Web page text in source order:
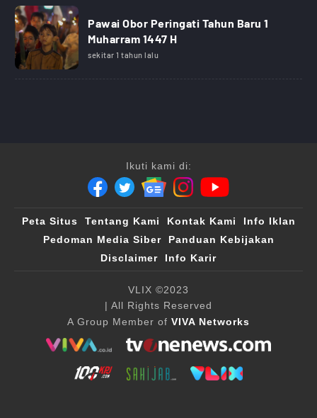
Pawai Obor Peringati Tahun Baru 1
Muharram 1447 H
sekitar 1 tahun lalu
Ikuti kami di:
Peta Situs Tentang Kami Kontak Kami
Info Iklan
Pedoman Media Siber
Panduan Kebijakan
Disclaimer
Info Karir
VLIX ©2023
| All Rights Reserved
A Group Member of VIVA Networks